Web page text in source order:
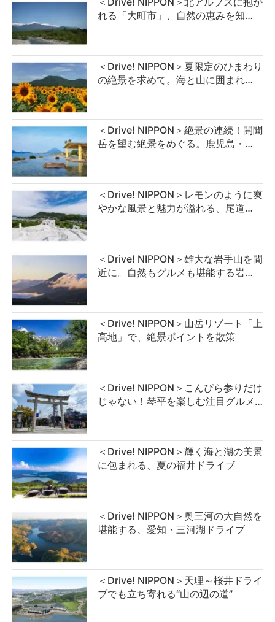
れる「大町市」、自然の恵みを知…
＜Drive! NIPPON＞夏限定のひまわり
の絶景を求めて。海と山に囲まれ…
＜Drive! NIPPON＞絶景の連続！開聞
岳を望む絶景をめぐる。鹿児島・…
＜Drive! NIPPON＞レモンのように爽
やかな風景と魅力が溢れる、尾道…
＜Drive! NIPPON＞雄大な岩手山を間
近に。自然もグルメも堪能する岩…
＜Drive! NIPPON＞山岳リゾート「上
高地」で、絶景ポイントを散策
＜Drive! NIPPON＞こんぴら参りだけ
じゃない！琴平を楽しむ注目グルメ…
＜Drive! NIPPON＞輝く海と湖の美景
に包まれる、夏の福井ドライブ
＜Drive! NIPPON＞奥三河の大自然を
堪能する、愛知・三河湖ドライブ
＜Drive! NIPPON＞天理～桜井ドライ
ブでも立ち寄れる“山の辺の道”